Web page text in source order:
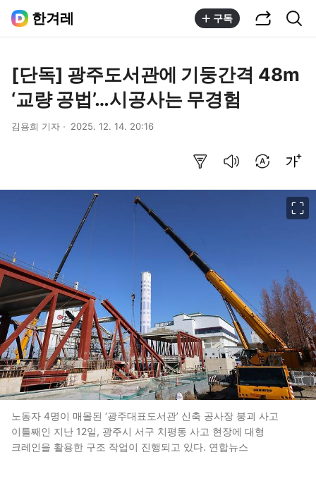
한겨레 구독
[단독] 광주도서관에 기둥간격 48m
‘교량 공법’…시공사는 무경험
김용희 기자 2025. 12. 14. 20:16
노동자 4명이 매몰된 ‘광주대표도서관’ 신축 공사장 붕괴 사고
이틀째인 지난 12일, 광주시 서구 치평동 사고 현장에 대형
크레인을 활용한 구조 작업이 진행되고 있다. 연합뉴스